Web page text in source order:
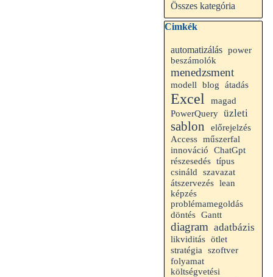
Összes kategória
Kihagy blokk Cimkék
Cimkék
automatizálás power
beszámolók
menedzsment
modell blog átadás
Excel
magad
PowerQuery üzleti
sablon
előrejelzés
Access műszerfal
innováció
ChatGpt
részesedés típus
csináld
szavazat
átszervezés lean
képzés
problémamegoldás
döntés Gantt
diagram adatbázis
likviditás ötlet
stratégia
szoftver
folyamat
költségvetési